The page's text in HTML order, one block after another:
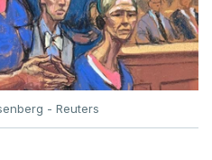
- Reuters